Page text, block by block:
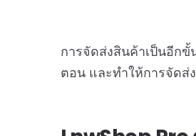
การจัดส่งสินค้าเป็นอีก
ตอน และทำให้การจัดส่